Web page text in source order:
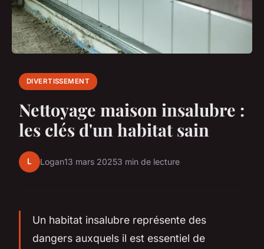
DIVERTISSEMENT
Nettoyage maison insalubre :
les clés d'un habitat sain
L Logan13 mars 20253 min de lecture
Un habitat insalubre représente des
dangers auxquels il est essentiel de